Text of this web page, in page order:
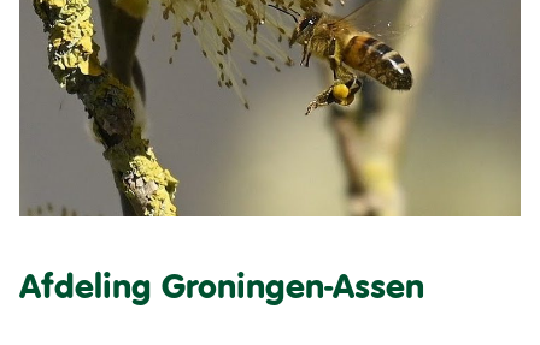
Afdeling Groningen-Assen